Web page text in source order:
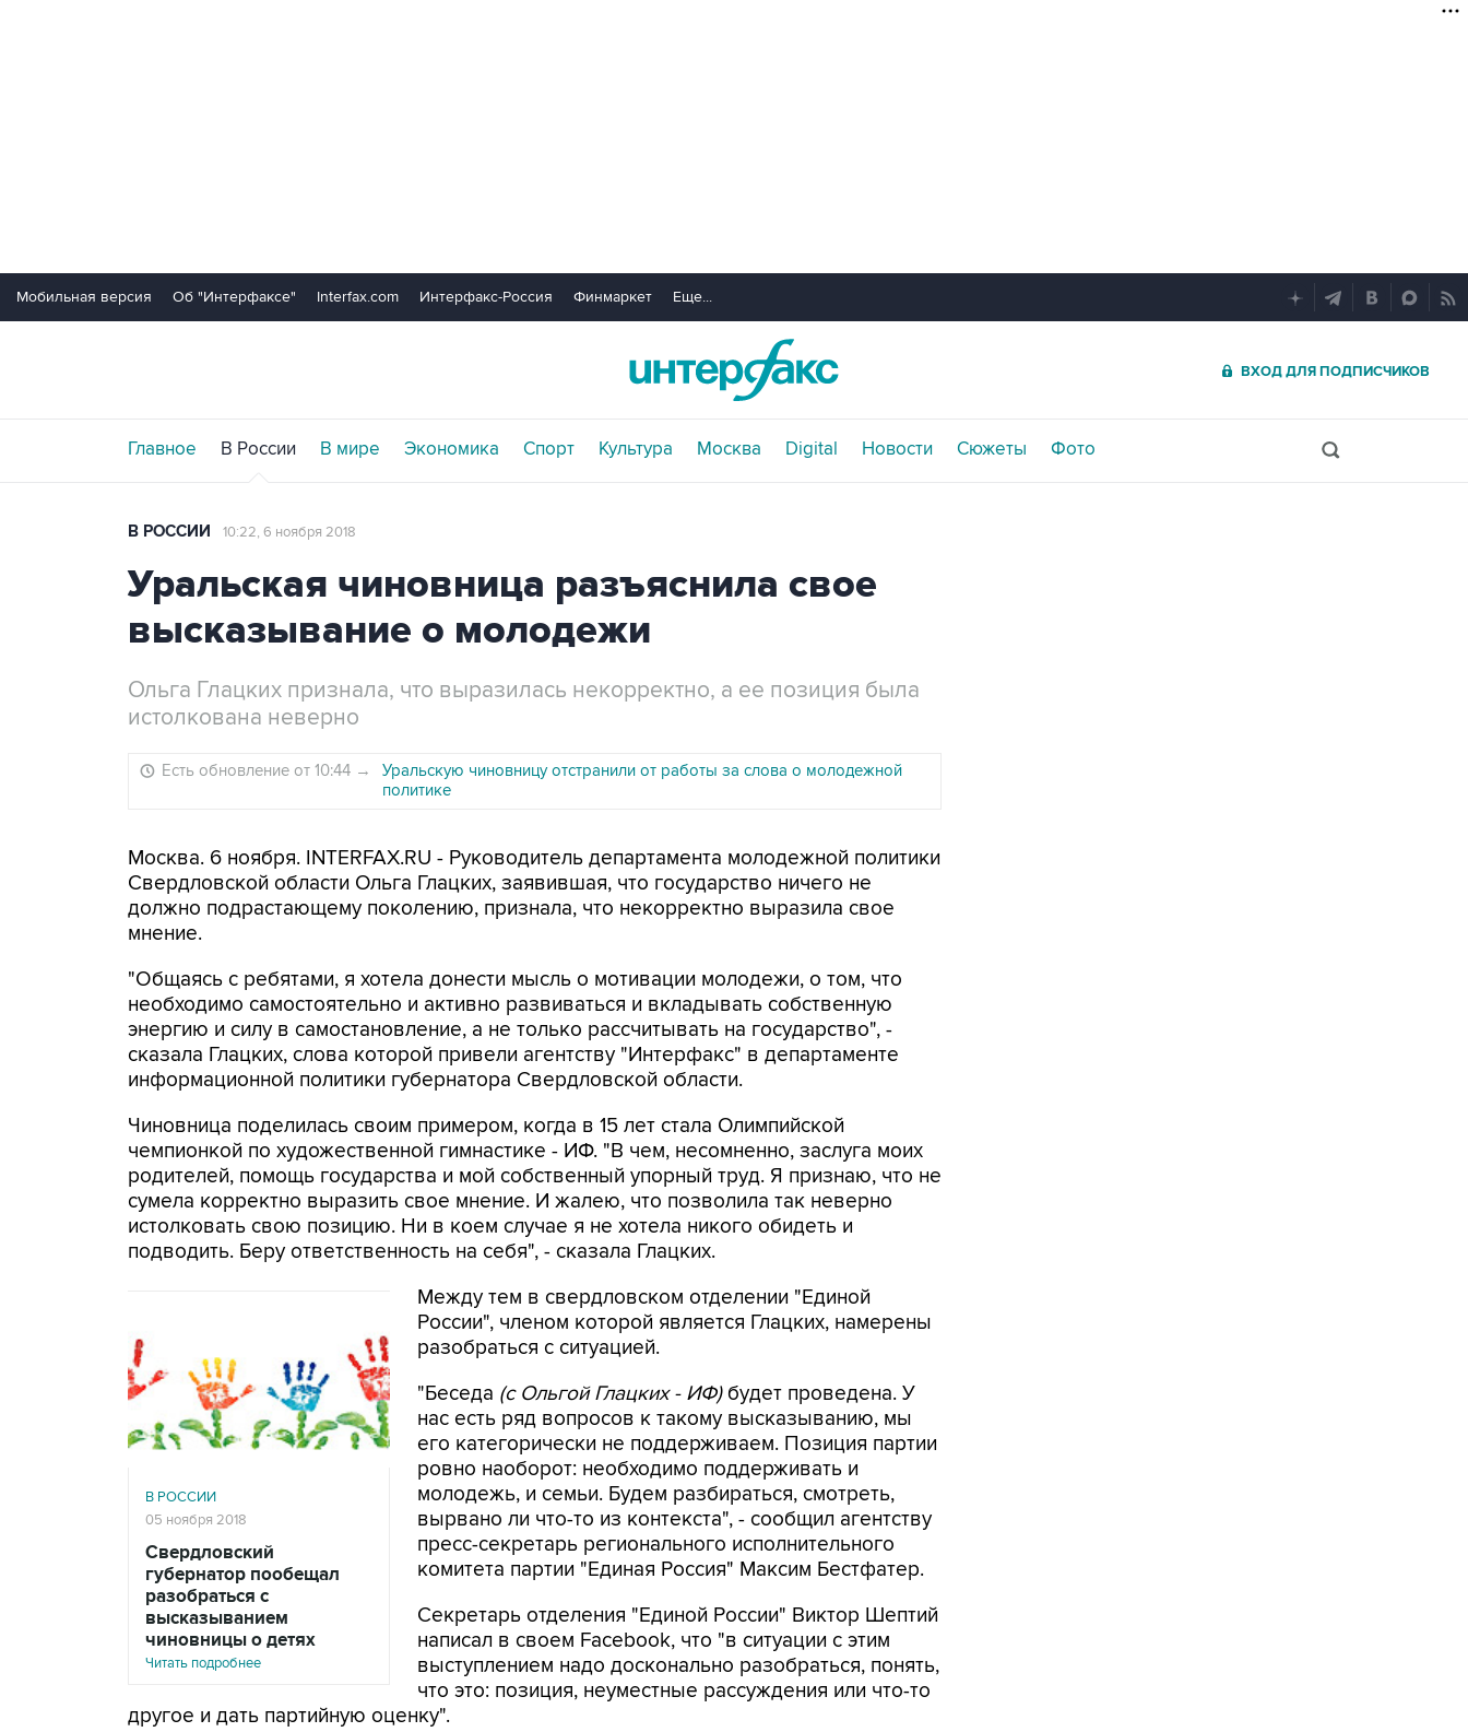
Мобильная версия Об "Интерфаксе" Interfax.com Интерфакс-Россия Финмаркет Еще...
ВХОД ДЛЯ ПОДПИСЧИКОВ
Главное В России В мире Экономика Спорт Культура Москва Digital Новости Сюжеты Фото
В РОССИИ 10:22, 6 ноября 2018
Уральская чиновница разъяснила свое
высказывание о молодежи
Ольга Глацких признала, что выразилась некорректно, а ее позиция была
истолкована неверно
Есть обновление от 10:44 →
Уральскую чиновницу отстранили от работы за слова о молодежной
политике
Москва. 6 ноября. INTERFAX.RU - Руководитель департамента молодежной политики
Свердловской области Ольга Глацких, заявившая, что государство ничего не
должно подрастающему поколению, признала, что некорректно выразила свое
мнение.
"Общаясь с ребятами, я хотела донести мысль о мотивации молодежи, о том, что
необходимо самостоятельно и активно развиваться и вкладывать собственную
энергию и силу в самостановление, а не только рассчитывать на государство", -
сказала Глацких, слова которой привели агентству "Интерфакс" в департаменте
информационной политики губернатора Свердловской области.
Чиновница поделилась своим примером, когда в 15 лет стала Олимпийской
чемпионкой по художественной гимнастике - ИФ. "В чем, несомненно, заслуга моих
родителей, помощь государства и мой собственный упорный труд. Я признаю, что не
сумела корректно выразить свое мнение. И жалею, что позволила так неверно
истолковать свою позицию. Ни в коем случае я не хотела никого обидеть и
подводить. Беру ответственность на себя", - сказала Глацких.
В РОССИИ
05 ноября 2018
Свердловский
губернатор пообещал
разобраться с
высказыванием
чиновницы о детях
Читать подробнее
Между тем в свердловском отделении "Единой
России", членом которой является Глацких, намерены
разобраться с ситуацией.
"Беседа (с Ольгой Глацких - ИФ)будет проведена. У
нас есть ряд вопросов к такому высказыванию, мы
его категорически не поддерживаем. Позиция партии
ровно наоборот: необходимо поддерживать и
молодежь, и семьи. Будем разбираться, смотреть,
вырвано ли что-то из контекста", - сообщил агентству
пресс-секретарь регионального исполнительного
комитета партии "Единая Россия" Максим Бестфатер.
Секретарь отделения "Единой России" Виктор Шептий
написал в своем Facebook, что "в ситуации с этим
выступлением надо досконально разобраться, понять,
что это: позиция, неуместные рассуждения или что-то
другое и дать партийную оценку".